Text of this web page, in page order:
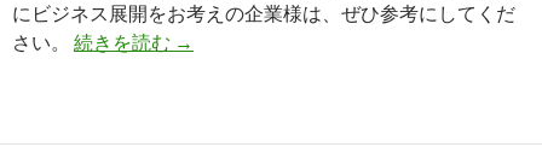
にビジネス展開をお考えの企業様は、ぜひ参考にしてくだ
さい。 続きを読む 【輸
→